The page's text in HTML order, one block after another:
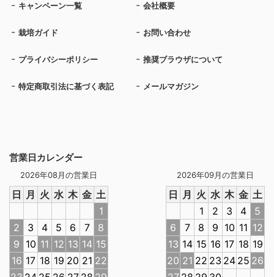
営業日カレンダー
2026年08月の営業日
日 月 火 水 木 金 土
1
2
3 4 5 6 7
8
9 10 11 12 13 14 15
16 17 18 19 20 21 22
2026年09月の営業日
日 月 火 水 木 金 土
1
2 3 4
5
6
7 8 9 10 11 12
13 14 15 16 17 18 19
20 21 22 23 24 25 26
キャンペーン一覧 会社概要
栽培ガイド お問い合わせ
プライバシーポリシー 推奨ブラウザについて
特定商取引法に基づく表記 メールマガジン